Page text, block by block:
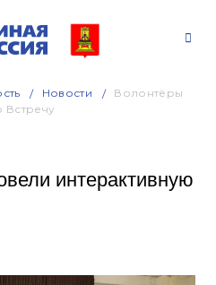
Новости
Волонтёры
Встречу
интерактивную